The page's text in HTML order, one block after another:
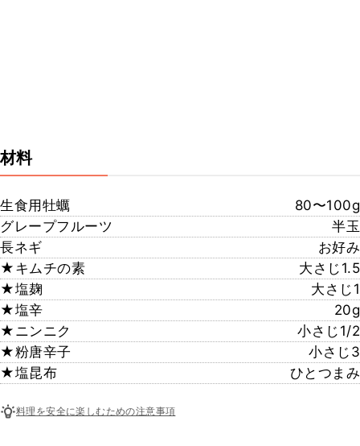
材料
生食用牡蠣
80〜100g
グレープフルーツ
半玉
長ネギ
お好み
★キムチの素
大さじ1.5
★塩麹
大さじ1
★塩辛
20g
★ニンニク
小さじ1/2
★粉唐辛子
小さじ3
★塩昆布
ひとつまみ
料理を安全に楽しむための注意事項